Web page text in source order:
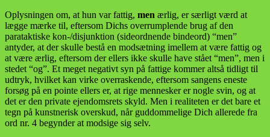
Oplysningen om, at hun var fattig, men ærlig, er særligt værd at
lægge mærke til, eftersom Dichs overrumplende brug af den
parataktiske kon-/disjunktion (sideordnende bindeord) “men”
antyder, at der skulle bestå en modsætning imellem at være fattig og
at være ærlig, eftersom der ellers ikke skulle have stået “men”, men i
stedet “og”. Et meget negativt syn på fattige kommer altså tidligt til
udtryk, hvilket kan virke overraskende, eftersom sangens eneste
forsøg på en pointe ellers er, at rige mennesker er nogle svin, og at
det er den private ejendomsrets skyld. Men i realiteten er det bare et
tegn på kunstnerisk overskud, når guddommelige Dich allerede fra
ord nr. 4 begynder at modsige sig selv.